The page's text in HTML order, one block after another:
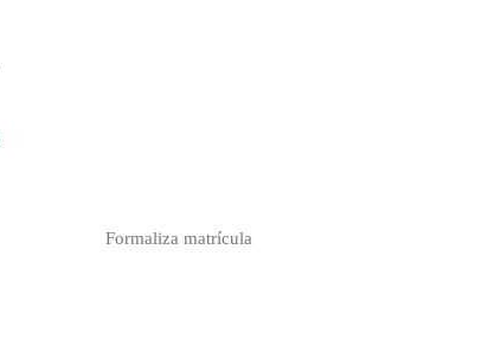
Formaliza matrícula